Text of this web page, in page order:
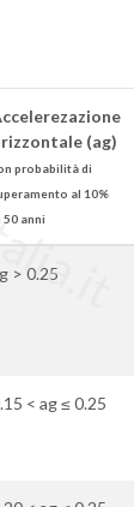
(ag)
probabilità di
al 10%
50 anni
> 0.25
< ag ≤ 0.25